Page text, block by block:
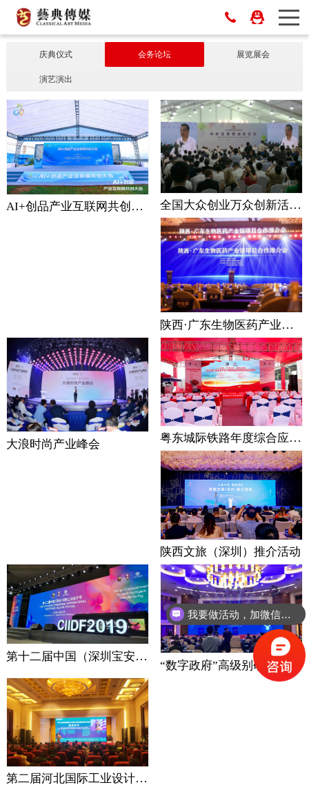
庆典仪式 会务论坛 展览展会
演艺演出
AI+创品产业互联网共创大会 全国大众创业万众创新活动周开幕式
陕西·广东生物医药产业链项目合作推荐会
大浪时尚产业峰会 粤东城际铁路年度综合应急演练案例
陕西文旅（深圳）推介活动
第十二届中国（深圳宝安）国际工业设计节
“数字政府”高级别研讨会
第二届河北国际工业设计周承德双滦区分会场
我要做活动，加微信详聊